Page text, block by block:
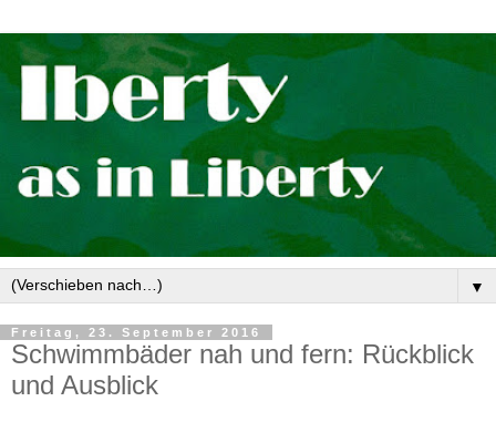
▼
Freitag, 23. September 2016
Schwimmbäder nah und fern: Rückblick
und Ausblick